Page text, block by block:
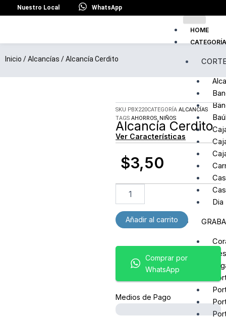
al
Nuestro Local WhatsApp
HOME
Dia
Inicio /Alcancías / Alcancía Cerdito
SKU PBX220CATEGORÍAALCANCÍAS
TAGS AHORROS, NIÑOS
Alcancía Cerdito
Ver Características
$3,50
Cerdito
Añadir al carrito
Comprar por
WhatsApp
Medios de Pago